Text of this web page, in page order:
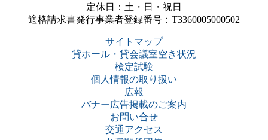
定休日：土・日・祝日
適格請求書発行事業者登録番号：T3360005000502
サイトマップ
貸ホール・貸会議室空き状況
検定試験
個人情報の取り扱い
広報
バナー広告掲載のご案内
お問い合せ
交通アクセス